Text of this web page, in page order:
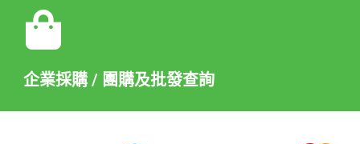
企業採購 / 團購及批發查詢